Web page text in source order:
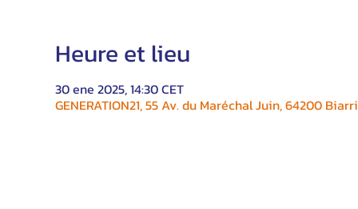
Heure et lieu
30 ene 2025, 14:30 CET
GENERATION21, 55 Av. du Maréchal Juin, 64200